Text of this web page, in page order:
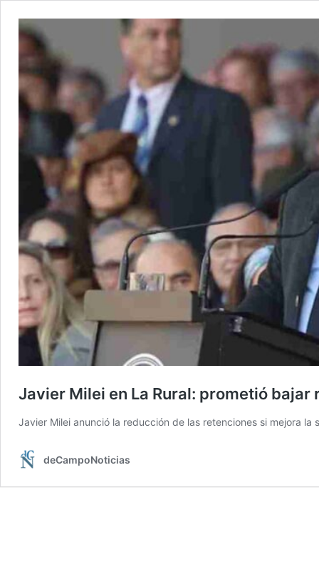
Javier Milei en La Rural: prometió
Javier Milei anunció la reducción de las retenciones si mejora la
deCampoNoticias